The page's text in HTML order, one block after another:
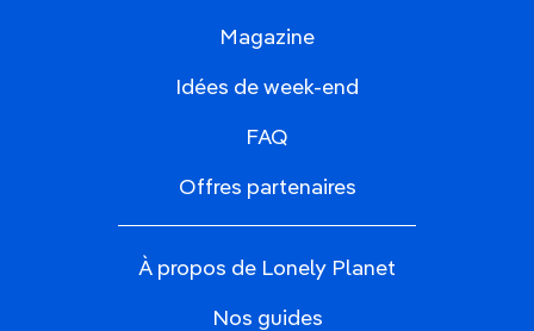
Magazine
Idées de week-end
FAQ
Offres partenaires
À propos de Lonely Planet
Nos guides